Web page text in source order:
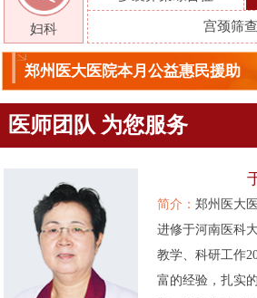
妇科 宫颈筛
郑州医大医院本月公益惠民援助
医师团队 为您服务
简介： 郑州医大
进修于河南医科
教学、科研工作
富的经验，扎实